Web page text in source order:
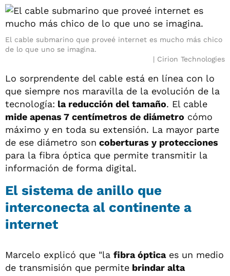
El cable submarino que proveé internet es mucho más chico
de lo que uno se imagina.
Cirion Technologies
Lo sorprendente del cable está en línea con lo
que siempre nos maravilla de la evolución de la
tecnología: la reducción del tamaño. El cable
mide apenas 7 centímetros de diámetro cómo
máximo y en toda su extensión. La mayor parte
de ese diámetro son coberturas y protecciones
para la fibra óptica que permite transmitir la
información de forma digital.
El sistema de anillo que
interconecta al continente a
internet
Marcelo explicó que "la fibra ópticaes un medio
de transmisión que permite brindar alta